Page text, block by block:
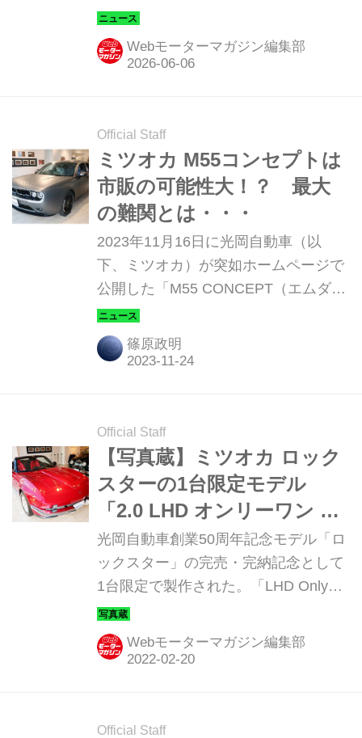
後、五月雨式に情報を公開していくと
いう。
Webモーターマガジン編集部
Official Staff
ミツオカ M55コンセプトは
市販の可能性大！？ 最大
の難関とは・・・
2023年11月16日に光岡自動車（以
下、ミツオカ）が突如ホームページで
公開した「M55 CONCEPT（エムダブ
ルファイブ コンセプト）」。11月24
日から東京のミツオカ 麻布ショールー
ム」で特別展示が開始されたので、実
販売企画課 課長の笠原勝義氏にお話を
伺った。
篠原政明
Official Staff
【写真蔵】ミツオカ ロック
スターの1台限定モデル
「2.0 LHD オンリーワン ス
ペシャル」
光岡自動車創業50周年記念モデル「ロ
ックスター」の完売・完納記念として
1台限定で製作された。「LHD Only1
Special（オンリーワン スペシャ
ル）」。抽選の申込みは終了したが、
そのディテールを写真で紹介しよう。
Webモーターマガジン編集部
Official Staff